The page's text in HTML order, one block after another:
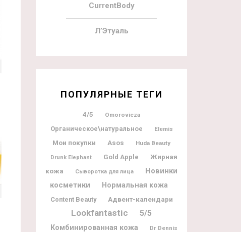
Huda Beauty 12 Days of Beauty
Beauty Advent Calendar 2020
Mr Porter Advent Calendar 2020
CurrentBody
Л’Этуаль
ПОПУЛЯРНЫЕ ТЕГИ
4/5 Omorovicza
Органическое\натуральное Elemis
Мои покупки Asos Huda Beauty
Drunk Elephant Gold Apple
Жирная
кожа
Сыворотка для лица
Новинки
косметики
Нормальная кожа
Content Beauty Адвент-календари
Lookfantastic 5/5
Комбинированная кожа
Dr Dennis